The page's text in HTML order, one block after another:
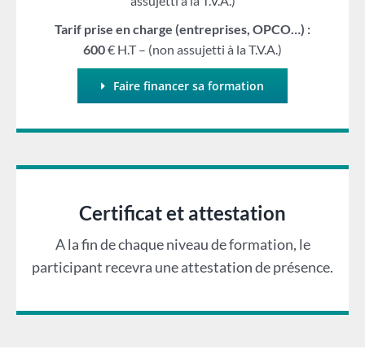
Tarif prise en charge (entreprises, OPCO…) :
600€ H.T – (non assujetti à la T.V.A.)
Faire financer sa formation
Certificat et attestation
A la fin de chaque niveau de formation, le
participant recevra une attestation de présence.